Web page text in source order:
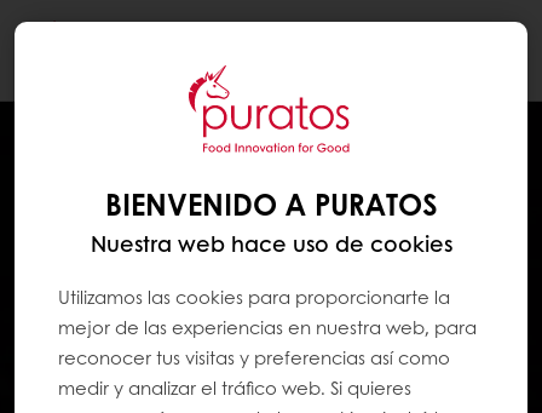
BIENVENIDO A PURATOS
Nuestra web hace uso de cookies
Utilizamos las cookies para proporcionarte la
mejor de las experiencias en nuestra web, para
reconocer tus visitas y preferencias así como
medir y analizar el tráfico web. Si quieres